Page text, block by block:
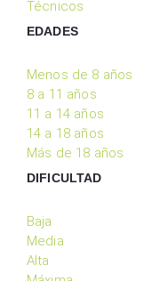
Técnicos
EDADES
Menos de 8 años
8 a 11 años
11 a 14 años
14 a 18 años
Más de 18 años
DIFICULTAD
Baja
Media
Alta